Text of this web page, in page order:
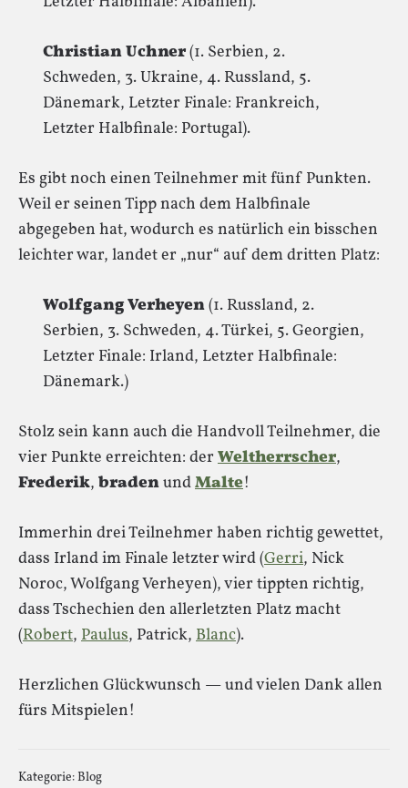
Christian Uchner(1. Serbien, 2.
Schweden, 3. Ukraine, 4. Russland, 5.
Dänemark, Letzter Finale: Frankreich,
Letzter Halbfinale: Portugal).
Es gibt noch einen Teilnehmer mit fünf Punkten.
Weil er seinen Tipp nach dem Halbfinale
abgegeben hat, wodurch es natürlich ein bisschen
leichter war, landet er „nur“ auf dem dritten Platz:
Wolfgang Verheyen(1. Russland, 2.
Serbien, 3. Schweden, 4. Türkei, 5. Georgien,
Letzter Finale: Irland, Letzter Halbfinale:
Dänemark.)
Stolz sein kann auch die Handvoll Teilnehmer, die
vier Punkte erreichten: der Weltherrscher,
Frederik, bradenundMalte!
Immerhin drei Teilnehmer haben richtig gewettet,
dass Irland im Finale letzter wird (Gerri, Nick
Noroc, Wolfgang Verheyen), vier tippten richtig,
dass Tschechien den allerletzten Platz macht
(Robert, Paulus, Patrick, Blanc).
Herzlichen Glückwunsch — und vielen Dank allen
fürs Mitspielen!
Kategorie:Blog